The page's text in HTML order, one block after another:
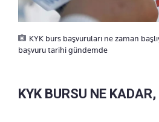
KYK burs başvuruları ne zaman
başvuru tarihi gündemde
KYK BURSU NE